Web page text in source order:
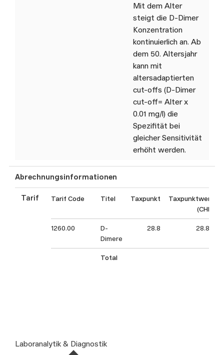
Mit dem Alter
steigt die D-Dimer
Konzentration
kontinuierlich an. Ab
dem 50. Altersjahr
kann mit
altersadaptierten
cut-offs (D-Dimer
cut-off= Alter x
0.01 mg/l) die
Spezifität bei
gleicher Sensitivität
erhöht werden.
Abrechnungsinformationen
Tarif Tarif Code Titel Taxpunkt
Taxpunktwert
(CHF)
1260.00
D-
Dimere
28.8 28.80
Total
Laboranalytik & Diagnostik